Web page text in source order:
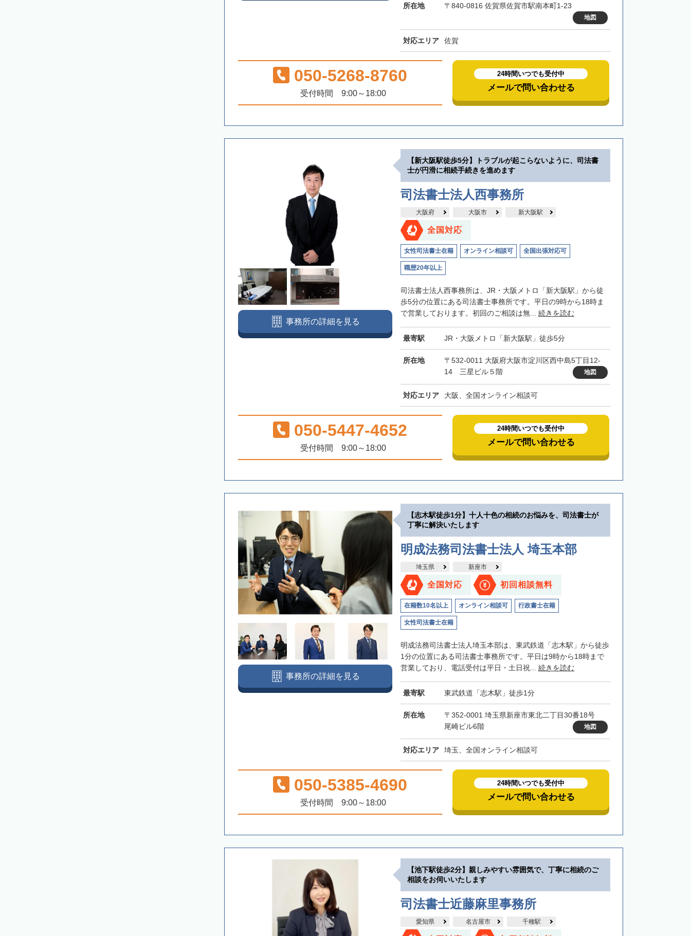
所在地 〒840-0816 佐賀県佐賀市駅南本町1-23
地図
対応エリア 佐賀
050-5268-8760
受付時間 9:00～18:00
24時間いつでも受付中
メールで問い合わせる
【新大阪駅徒歩5分】トラブルが起こらないように、司法書
士が円滑に相続手続きを進めます
司法書士法人西事務所
大阪府 大阪市 新大阪駅
全国対応
女性司法書士在籍 オンライン相談可 全国出張対応可
職歴20年以上
司法書士法人西事務所は、JR・大阪メトロ「新大阪駅」から徒
歩5分の位置にある司法書士事務所です。平日の9時から18時ま
で営業しております。初回のご相談は無... 続きを読む
最寄駅 JR・大阪メトロ「新大阪駅」徒歩5分
所在地
〒532-0011 大阪府大阪市淀川区西中島5丁目12-
14 三星ビル５階
地図
対応エリア 大阪、全国オンライン相談可
事務所の詳細を見る
050-5447-4652
受付時間 9:00～18:00
24時間いつでも受付中
メールで問い合わせる
【志木駅徒歩1分】十人十色の相続のお悩みを、司法書士が
丁寧に解決いたします
明成法務司法書士法人 埼玉本部
埼玉県 新座市
全国対応 初回相談無料
在籍数10名以上 オンライン相談可 行政書士在籍
女性司法書士在籍
明成法務司法書士法人埼玉本部は、東武鉄道「志木駅」から徒歩
1分の位置にある司法書士事務所です。平日は9時から18時まで
営業しており、電話受付は平日・土日祝... 続きを読む
最寄駅 東武鉄道「志木駅」徒歩1分
所在地
〒352-0001 埼玉県新座市東北二丁目30番18号
尾崎ビル6階
地図
対応エリア 埼玉、全国オンライン相談可
事務所の詳細を見る
050-5385-4690
受付時間 9:00～18:00
24時間いつでも受付中
メールで問い合わせる
【池下駅徒歩2分】親しみやすい雰囲気で、丁寧に相続のご
相談をお伺いいたします
司法書士近藤麻里事務所
愛知県 名古屋市 千種駅